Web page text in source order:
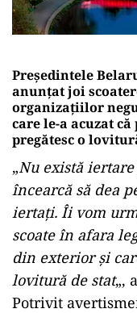
Preşedintele
anunţat joi
organizaţiilor
care le-a acuzat
pregătesc o
„Nu există
încearcă să dea
iertaţi. Îi vom
scoate în afara
din exterior şi
lovitură de stat„,
Potrivit